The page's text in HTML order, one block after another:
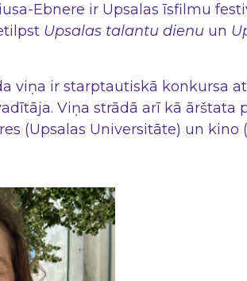
Ebnere ir Upsalas īsfilmu
Upsalas talantu dienu un
viņa ir starptautiskā konkursa
Viņa strādā arī kā
(Upsalas Universitāte) un